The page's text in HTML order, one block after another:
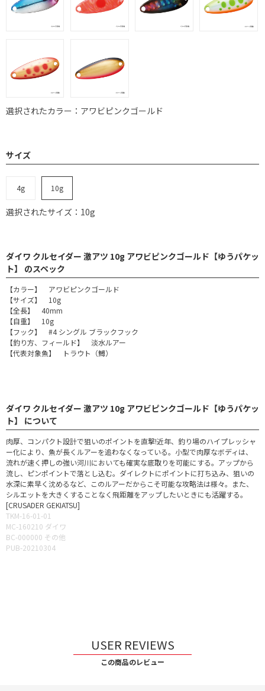
選択されたカラー：アワビピンクゴールド
サイズ
4g 10g
選択されたサイズ：10g
ダイワ クルセイダー 激アツ 10g アワビピンクゴールド【ゆうパケッ
ト】 のスペック
【カラー】 アワビピンクゴールド
【サイズ】 10g
【全長】 40mm
【自重】 10g
【フック】 #4 シングル ブラックフック
【釣り方、フィールド】 淡水ルアー
【代表対象魚】 トラウト（鱒）
ダイワ クルセイダー 激アツ 10g アワビピンクゴールド【ゆうパケッ
ト】 について
肉厚、コンパクト設計で狙いのポイントを直撃!近年、釣り場のハイプレッシャ
ー化により、魚が長くルアーを追わなくなっている。小型で肉厚なボディは、
流れが速く押しの強い河川においても確実な底取りを可能にする。アップから
流し、ピンポイントで落とし込む。ダイレクトにポイントに打ち込み、狙いの
水深に素早く沈めるなど、このルアーだからこそ可能な攻略法は様々。また、
シルエットを大きくすることなく飛距離をアップしたいときにも活躍する。
[CRUSADER GEKIATSU]
TKM-16-01-01
MC-160210 ダイワ
BC-000000 その他
PUB-20210304
USER REVIEWS
この商品のレビュー